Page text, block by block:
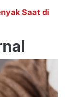
Saat di